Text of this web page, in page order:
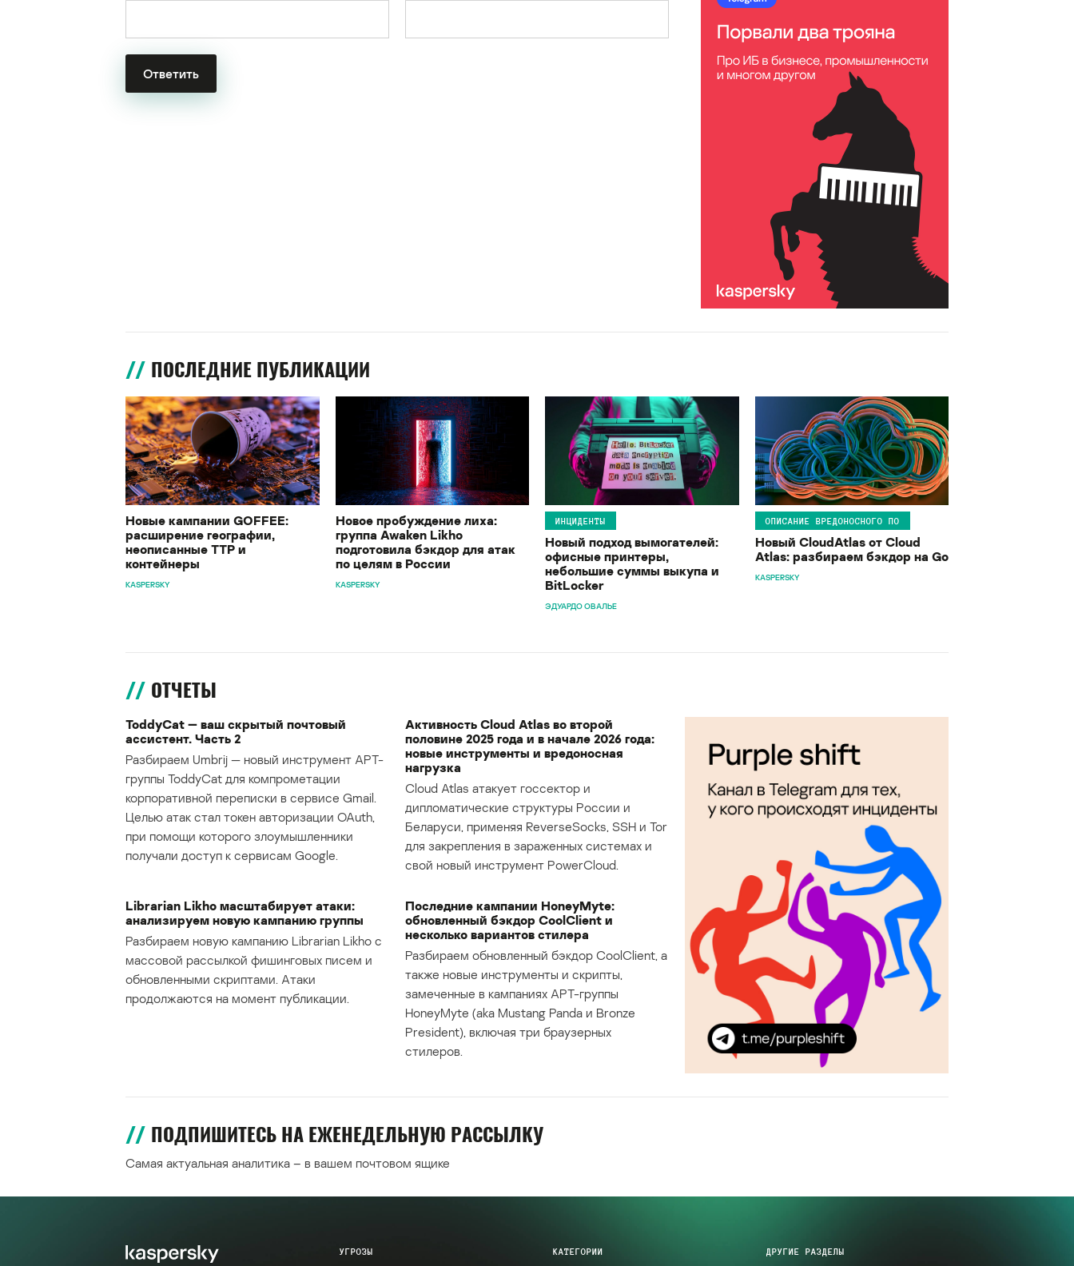
ПОСЛЕДНИЕ ПУБЛИКАЦИИ
Новые кампании GOFFEE:
расширение географии,
неописанные TTP и
контейнеры
KASPERSKY
Новое пробуждение лиха:
группа Awaken Likho
подготовила бэкдор для атак
по целям в России
KASPERSKY
ИНЦИДЕНТЫ
Новый подход вымогателей:
офисные принтеры,
небольшие суммы выкупа и
BitLocker
ЭДУАРДО ОВАЛЬЕ
ОПИСАНИЕ ВРЕДОНОСНОГО ПО
Новый CloudAtlas от Cloud
Atlas: разбираем бэкдор на Go
KASPERSKY
ОТЧЕТЫ
ToddyCat — ваш скрытый почтовый
ассистент. Часть 2
Разбираем Umbrij — новый инструмент APT-
группы ToddyCat для компрометации
корпоративной переписки в сервисе Gmail.
Целью атак стал токен авторизации OAuth,
при помощи которого злоумышленники
получали доступ к сервисам Google.
Активность Cloud Atlas во второй
половине 2025 года и в начале 2026 года:
новые инструменты и вредоносная
нагрузка
Cloud Atlas атакует госсектор и
дипломатические структуры России и
Беларуси, применяя ReverseSocks, SSH и Tor
для закрепления в зараженных системах и
свой новый инструмент PowerCloud.
Librarian Likho масштабирует атаки:
анализируем новую кампанию группы
Разбираем новую кампанию Librarian Likho с
массовой рассылкой фишинговых писем и
обновленными скриптами. Атаки
продолжаются на момент публикации.
Последние кампании HoneyMyte:
обновленный бэкдор CoolClient и
несколько вариантов стилера
Разбираем обновленный бэкдор CoolClient, а
также новые инструменты и скрипты,
замеченные в кампаниях APT-группы
HoneyMyte (aka Mustang Panda и Bronze
President), включая три браузерных
стилеров.
ПОДПИШИТЕСЬ НА ЕЖЕНЕДЕЛЬНУЮ РАССЫЛКУ
Самая актуальная аналитика – в вашем почтовом ящике
УГРОЗЫ КАТЕГОРИИ ДРУГИЕ РАЗДЕЛЫ